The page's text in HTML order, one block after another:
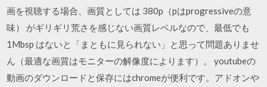
画を視聴する場合、画質としては 380p（pはprogressiveの意
味） がギリギリ荒さを感じない画質レベルなので、最低でも
1Mbsp はないと「まともに見られない」と思って問題ありませ
ん（最適な画質はモニターの解像度によります）。 youtubeの
動画のダウンロードと保存にはchromeが便利です。アドオンや